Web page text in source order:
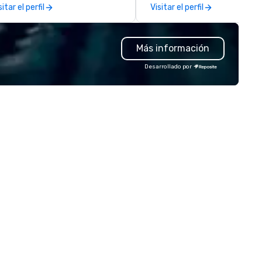
of impeccable
with our exclusive
of handmade leather
Our range includes
duffel bags, and
bags, all meticulously
to serve as remarkable
el perfil
with music, Giant start line,
flags, and race themed
Our one of a kind event
game is exclusively designed
build effective
skills, memory and consistent
teamwork! The game is NOT
Visitar el perfil
Más información
Desarrollado por